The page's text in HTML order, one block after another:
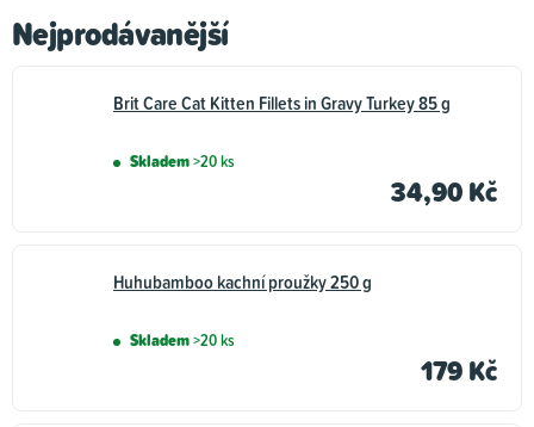
Nejprodávanější
Brit Care Cat Kitten Fillets in Gravy Turkey 85 g
Skladem>20 ks
34,90 Kč
Huhubamboo kachní proužky 250 g
Skladem>20 ks
179 Kč